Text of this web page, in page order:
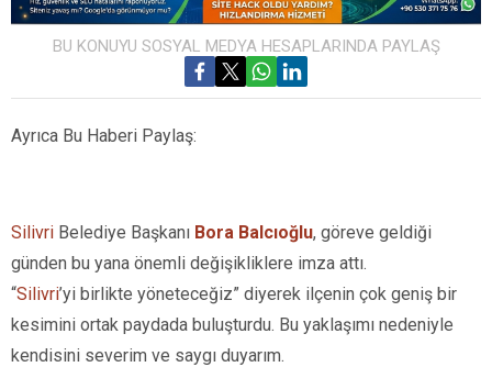
BU KONUYU SOSYAL MEDYA HESAPLARINDA PAYLAŞ
Ayrıca Bu Haberi Paylaş:
Silivri Belediye Başkanı Bora Balcıoğlu, göreve geldiği
günden bu yana önemli değişikliklere imza attı.
“Silivri’yi birlikte yöneteceğiz” diyerek ilçenin çok geniş bir
kesimini ortak paydada buluşturdu. Bu yaklaşımı nedeniyle
kendisini severim ve saygı duyarım.